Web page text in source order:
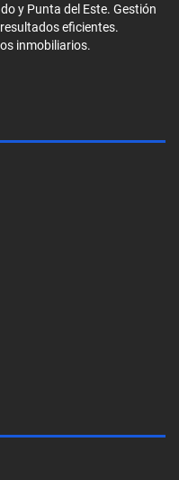
y Punta del Este. Gestión
eficientes.
inmobiliarios.